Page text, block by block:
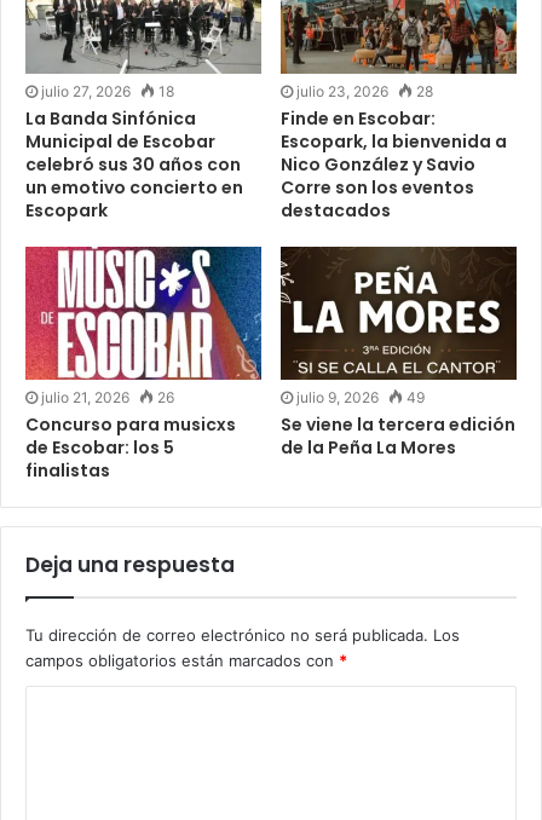
julio 27, 2026 18
La Banda Sinfónica
Municipal de Escobar
celebró sus 30 años con
un emotivo concierto en
Escopark
julio 23, 2026 28
Finde en Escobar:
Escopark, la bienvenida a
Nico González y Savio
Corre son los eventos
destacados
julio 21, 2026 26
Concurso para musicxs
de Escobar: los 5
finalistas
julio 9, 2026 49
Se viene la tercera edición
de la Peña La Mores
Deja una respuesta
Tu dirección de correo electrónico no será publicada. Los
campos obligatorios están marcados con *